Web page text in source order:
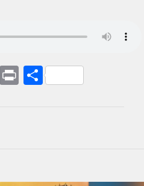
WhatsApp
PrintShare